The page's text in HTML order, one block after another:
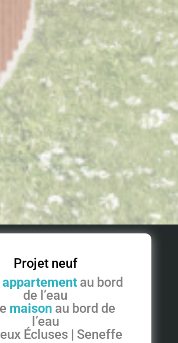
Projet neuf
appartementau bord
de l’eau
maison au bord de
l’eau
Écluses | Seneffe